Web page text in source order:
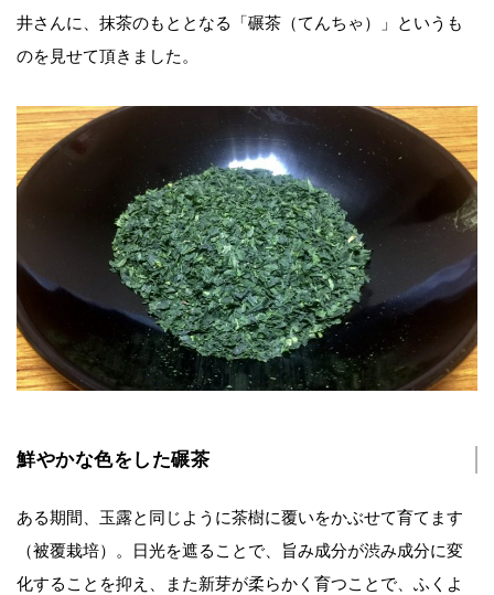
井さんに、抹茶のもととなる「碾茶（てんちゃ）」というも
のを見せて頂きました。
鮮やかな色をした碾茶
ある期間、玉露と同じように茶樹に覆いをかぶせて育てます
（被覆栽培）。日光を遮ることで、旨み成分が渋み成分に変
化することを抑え、また新芽が柔らかく育つことで、ふくよ